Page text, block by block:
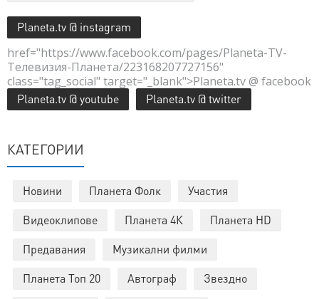
Planeta.tv @ instagram
href="https://www.facebook.com/pages/Planeta-TV-
Телевизия-Планета/223168207727156"
class="tag_social" target="_blank">Planeta.tv @ facebook
Planeta.tv @ youtube Planeta.tv @ twitter
КАТЕГОРИИ
Новини Планета Фолк
Участия
Видеоклипове
Планета 4К
Планета HD
Предавания
Музикални филми
Планета Топ 20
Автограф
Звездно